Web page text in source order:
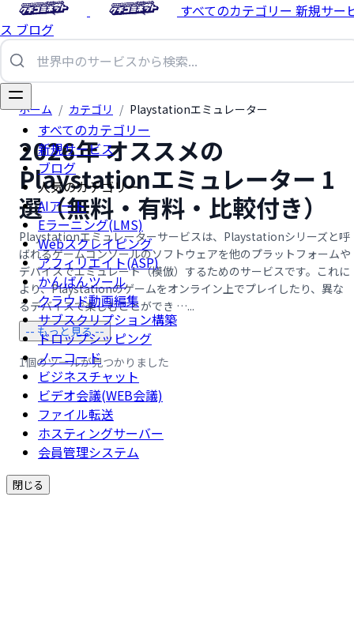
すべてのカテゴリー 新規サー
ス ブログ
すべてのカテゴリー
新規サービス
ブログ
人気のカテゴリー
AIアート
Eラーニング(LMS)
Webスクレイピング
アフィリエイト(ASP)
かんばんツール
クラウド動画編集
サブスクリプション構築
ドロップシッピング
ノーコード
ビジネスチャット
ビデオ会議(WEB会議)
ファイル転送
ホスティングサーバー
会員管理システム
閉じる
ホーム / カテゴリ / Playstationエミュレーター
2026年 オススメの
Playstationエミュレーター 1
選（無料・有料・比較付き）
Playstationエミュレーターサービスは、Playstationシリーズと呼
ばれるゲームコンソールのソフトウェアを他のプラットフォームや
デバイスでエミュレート（模倣）するためのサービスです。これに
より、Playstationのゲームをオンライン上でプレイしたり、異な
るデバイスで楽しむことができ …...
-- もっと見る --
1個のツールが見つかりました